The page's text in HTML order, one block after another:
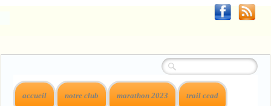
accueil notre club marathon 2023 trail cead